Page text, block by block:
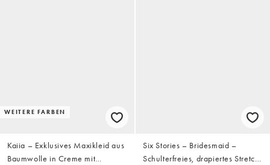
WEITERE FARBEN
Kaiia – Exklusives Maxikleid aus
Baumwolle in Creme mit
Six Stories – Bridesmaid –
Schulterfreies, drapiertes Stretch-